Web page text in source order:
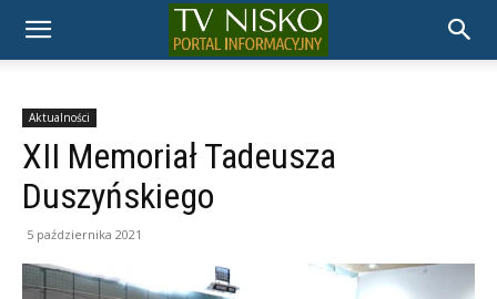
TELEWIZJA
NISKO
Aktualności
XII Memoriał Tadeusza
Duszyńskiego
5 października 2021